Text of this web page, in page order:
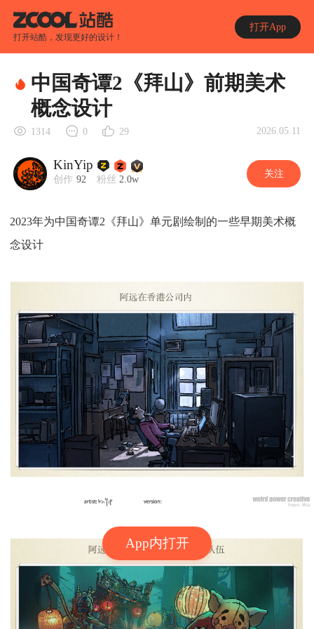
打开站酷，发现更好的设计！
打开App
App内打开
中国奇谭2《拜山》前期美术
概念设计
1314 0 29 2026.05.11
KinYip
创作 92 粉丝 2.0w 关注
2023年为中国奇谭2《拜山》单元剧绘制的一些早期美术概
念设计